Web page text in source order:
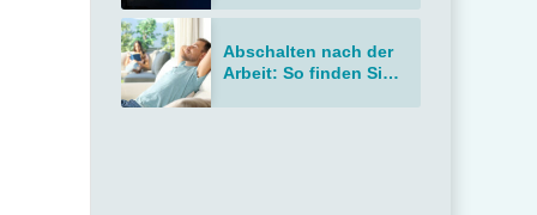
Abschalten nach der
Arbeit: So finden Si…